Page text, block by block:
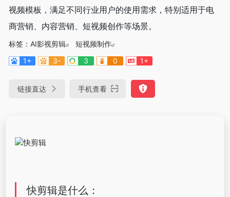
视频模板，满足不同行业用户的使用需求，特别适用于电
商营销、内容营销、短视频创作等场景。
标签： AI影视剪辑
短视频制作
1+
3- 3 0 1+
链接直达 手机查看
快剪辑是什么：